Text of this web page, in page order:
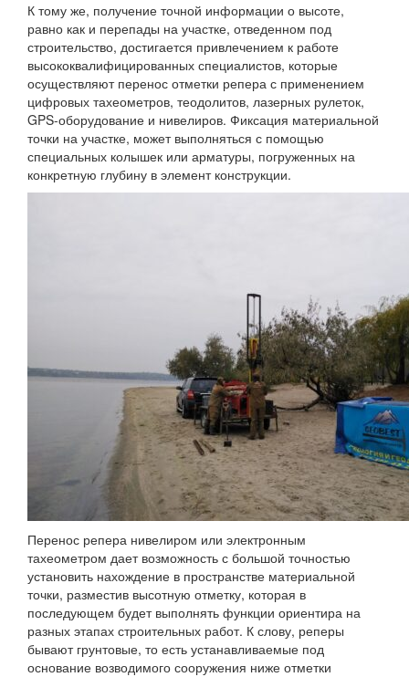
К тому же, получение точной информации о высоте,
равно как и перепады на участке, отведенном под
строительство, достигается привлечением к работе
высококвалифицированных специалистов, которые
осуществляют перенос отметки репера с применением
цифровых тахеометров, теодолитов, лазерных рулеток,
GPS-оборудование и нивелиров. Фиксация материальной
точки на участке, может выполняться с помощью
специальных колышек или арматуры, погруженных на
конкретную глубину в элемент конструкции.
Перенос репера нивелиром или электронным
тахеометром дает возможность с большой точностью
установить нахождение в пространстве материальной
точки, разместив высотную отметку, которая в
последующем будет выполнять функции ориентира на
разных этапах строительных работ. К слову, реперы
бывают грунтовые, то есть устанавливаемые под
основание возводимого сооружения ниже отметки